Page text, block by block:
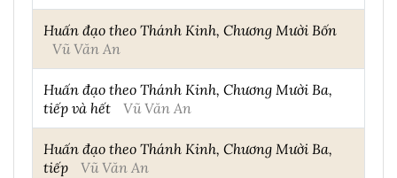
Huấn đạo theo Thánh Kinh, Chương Mười Bốn
Vũ Văn An
Huấn đạo theo Thánh Kinh, Chương Mười Ba,
tiếp và hết
Vũ Văn An
Huấn đạo theo Thánh Kinh, Chương Mười Ba,
tiếp
Vũ Văn An